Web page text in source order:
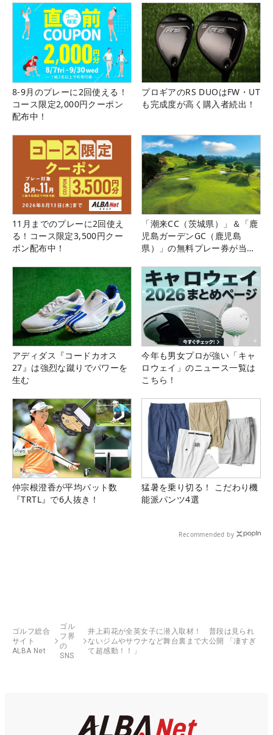
8-9月のプレーに2回使える！
コース限定2,000円クーポン
配布中！
プロギアのRS DUOはFW・UT
も完成度が高く購入者続出！
11月までのプレーに2回使え
る！コース限定3,500円クー
ポン配布中！
「潮来CC（茨城県）」＆「鹿
児島ガーデンGC（鹿児島
県）」の無料プレー券が当た
アディダス『コードカオス
27』は強烈な蹴りでパワーを
生む
今年も男女プロが強い「キャ
ロウェイ」のニュース一覧は
こちら！
仲宗根澄香が平均パット数
『TRTL』で6人抜き！
猛暑を乗り切る！ こだわり機
能派パンツ4選
Recommended by
ゴルフ総合
サイト
ALBA Net
ゴル
フ界
の
SNS
井上莉花が全英女子に潜入取材！ 普段は見られ
ないジムやサウナなど舞台裏まで大公開 「凄すぎ
て超感動！！」